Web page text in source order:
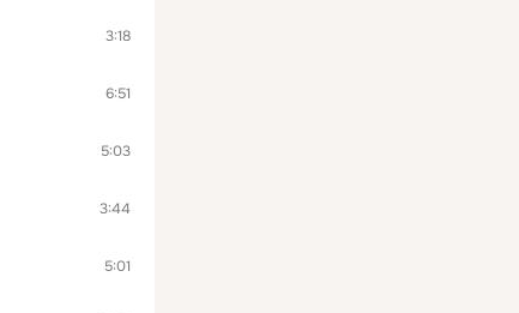
3:18
6:51
5:03
3:44
5:01